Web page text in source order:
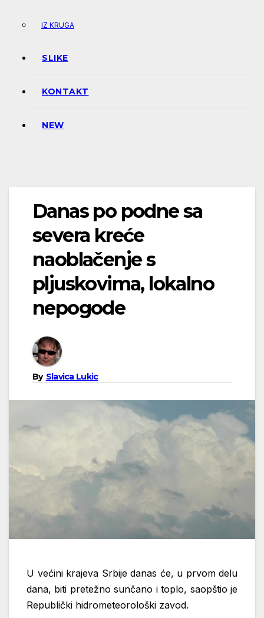
IZ KRUGA
SLIKE
KONTAKT
NEW
Danas po podne sa
severa kreće
naoblačenje s
pljuskovima, lokalno
nepogode
By Slavica Lukic
U većini krajeva Srbije danas će, u prvom delu
dana, biti pretežno sunčano i toplo, saopštio je
Republički hidrometeorološki zavod.